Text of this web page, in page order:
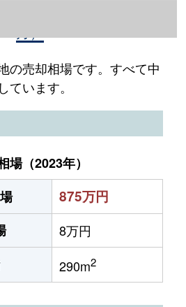
売却情報（2023年1～12
の売却相場です。すべて中
います。
場（2023年）
875万円
8万円
290m2